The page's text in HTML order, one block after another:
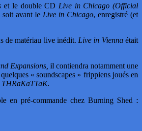
et le double CD Live in Chicago (Official
soit avant le Live in Chicago, enregistré (et
de matériau live inédit.Live in Viennaétait
Expansions, il contiendra notamment une
« soundscapes » frippiens joués en
THRaKaTTaK.
en pré-commande chez Burning Shed :